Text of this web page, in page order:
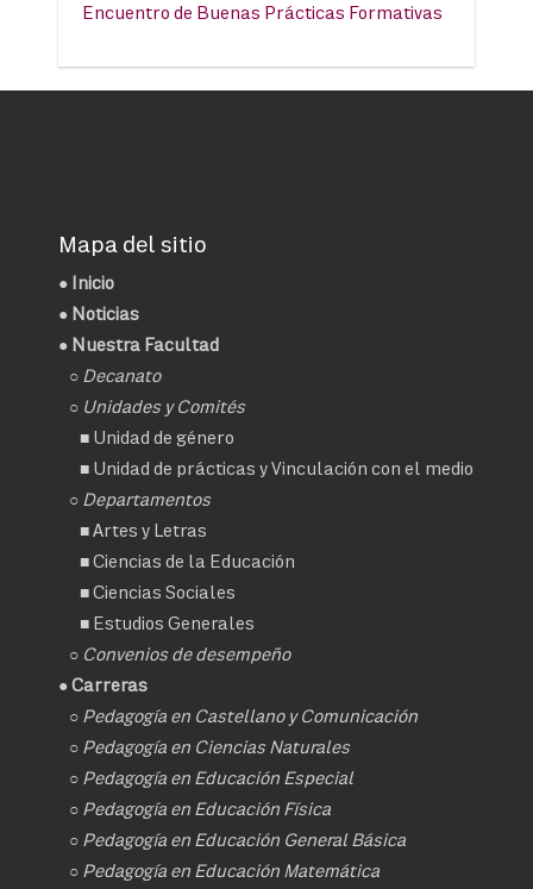
Encuentro de Buenas Prácticas Formativas
Mapa del sitio
● Inicio
● Noticias
● Nuestra Facultad
○ Decanato
○ Unidades y Comités
■ Unidad de género
■ Unidad de prácticas y Vinculación con el medio
○ Departamentos
■Artes y Letras
■Ciencias de la Educación
■Ciencias Sociales
■ Estudios Generales
○ Convenios de desempeño
● Carreras
○ Pedagogía en Castellano y Comunicación
○ Pedagogía en Ciencias Naturales
○ Pedagogía en Educación Especial
○ Pedagogía en Educación Física
○ Pedagogía en Educación General Básica
○ Pedagogía en Educación Matemática